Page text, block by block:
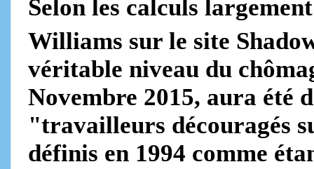
Selon les calculs
Williams sur le site
véritable niveau du
Novembre 2015, aura été
"travailleurs découragés
définis en 1994 comme